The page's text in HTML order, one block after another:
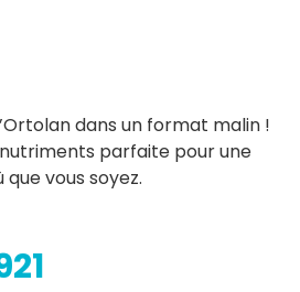
dans un format malin !
parfaite pour une
vous soyez.